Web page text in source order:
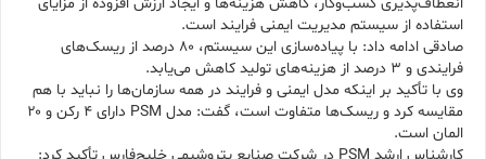
استفاده از سیستم مدیریت ایمنی فرایند است.
صادقی ادامه داد: با پیاده‌سازی این سیستم، ۸۰ درصد از ریسک‌های
فرایندی و ۳ درصد از هزینه‌های تولید کاهش می‌یابد.
وی با تأکید بر اینکه مدل ایمنی و فرایند در همه سازمان‌ها را نباید با هم
مقایسه کرد و ریسک‌ها متفاوت است، گفت: مدل PSM دارای ۴ رکن و ۲۰
المان است.